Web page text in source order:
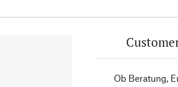
Ob Beratung,